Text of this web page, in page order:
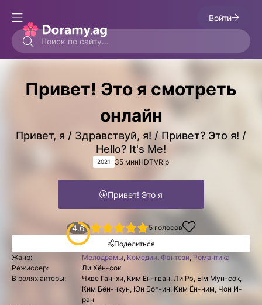
Войти
Привет! Это я смотреть
онлайн
Привет, я / Здравствуй, я! / Привет? Это я! /
Hello? It's Me!
2021 35 минHDTVRip
Привет! Это я
4.6
4 5 5 голосов
Поделиться
Жанр:
Мелодрамы, Комедии, Фэнтези, Романтика
Режиссер:
Ли Хён-сок
В ролях актеры:
Чхве Ган-хи, Ким Ён-гван, Ли Рэ, Ым Мун-сок,
Ким Бён-чхун, Юн Бог-ин, Ким Ён-ним, Чон И-
ран